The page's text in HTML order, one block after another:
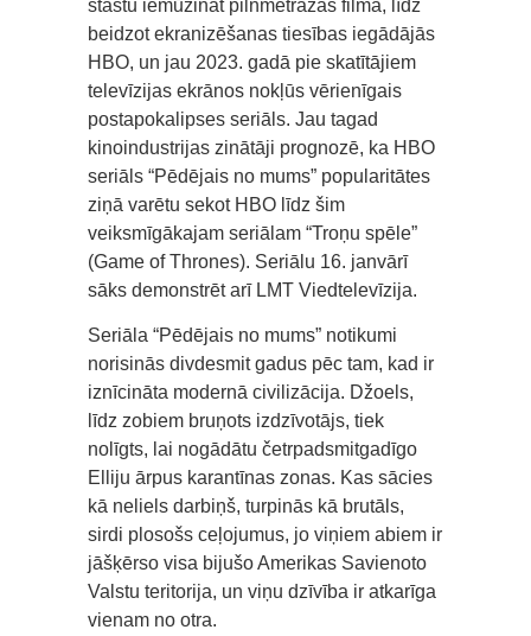
stāstu iemūžināt pilnmetrāžas filmā, līdz
beidzot ekranizēšanas tiesības iegādājās
HBO, un jau 2023. gadā pie skatītājiem
televīzijas ekrānos nokļūs vērienīgais
postapokalipses seriāls. Jau tagad
kinoindustrijas zinātāji prognozē, ka HBO
seriāls “Pēdējais no mums” popularitātes
ziņā varētu sekot HBO līdz šim
veiksmīgākajam seriālam “Troņu spēle”
(Game of Thrones). Seriālu 16. janvārī
sāks demonstrēt arī LMT Viedtelevīzija.
Seriāla “Pēdējais no mums” notikumi
norisinās divdesmit gadus pēc tam, kad ir
iznīcināta modernā civilizācija. Džoels,
līdz zobiem bruņots izdzīvotājs, tiek
nolīgts, lai nogādātu četrpadsmitgadīgo
Elliju ārpus karantīnas zonas. Kas sācies
kā neliels darbiņš, turpinās kā brutāls,
sirdi plosošs ceļojumus, jo viņiem abiem ir
jāšķērso visa bijušo Amerikas Savienoto
Valstu teritorija, un viņu dzīvība ir atkarīga
vienam no otra.